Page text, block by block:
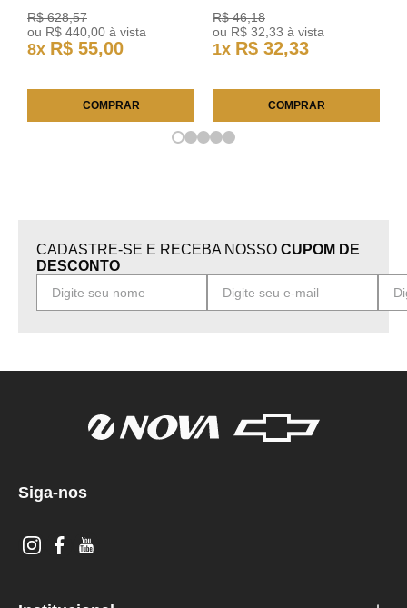
R$ 628,57
ou R$ 440 00 à vista
8x R$ 55,00
COMPRAR
R$ 46,18
ou R$ 32 33 à vista
1x R$ 32,33
COMPRAR
CADASTRE-SE E RECEBA NOSSO CUPOM DE
DESCONTO
Siga-nos